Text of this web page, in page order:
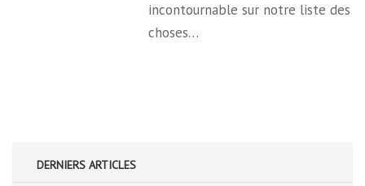
incontournable sur notre liste des
choses…
DERNIERS ARTICLES